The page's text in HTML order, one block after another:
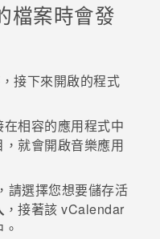
檔案時會發
接下來開啟的程式
相容的應用程式中
，就會開啟音樂應用
請選擇您想要儲存活
，接著該 vCalendar